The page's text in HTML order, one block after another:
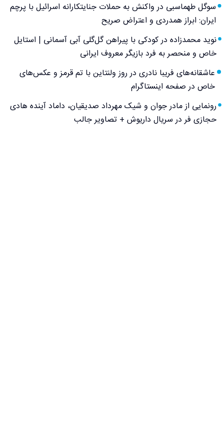
سوگل طهماسبی در واکنش به حملات جنایتکارانه اسرائیل با پرچم
ایران: ابراز همدردی و اعتراض صریح
نوید محمدزاده در کودکی با پیراهن گل‌گلی آبی آسمانی | استایل
خاص و منحصر به فرد بازیگر معروف ایرانی
عاشقانه‌های فریبا نادری در روز ولنتاین با تم قرمز و عکس‌های
خاص در صفحه اینستاگرام
رونمایی از مادر جوان و شیک مهرداد صدیقیان، داماد آینده هادی
حجازی فر در سریال داریوش + تصاویر جالب